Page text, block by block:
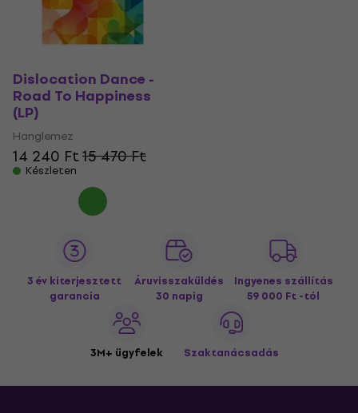
Dislocation Dance -
Road To Happiness
(LP)
Hanglemez
14 240 Ft15 470 Ft
Készleten
3 év kiterjesztett
garancia
Áruvisszaküldés
30 napig
Ingyenes szállítás
59 000 Ft -tól
3M+ ügyfelek Szaktanácsadás